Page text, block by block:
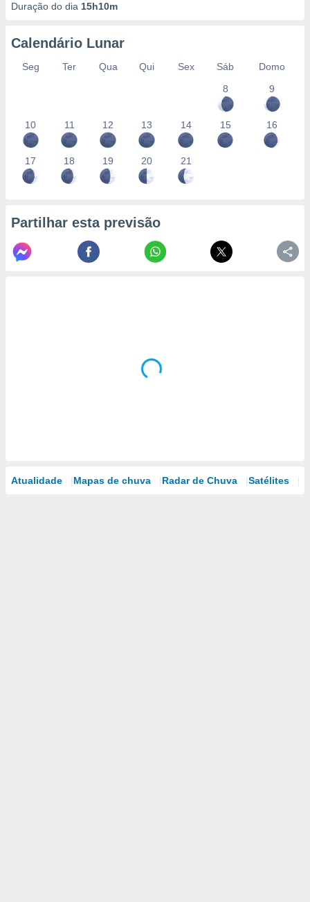
Duração do dia 15h10m
Calendário Lunar
Seg Ter Qua Qui Sex Sáb
Domo
8
9
10 11 12 13 14 15 16
17 18 19 20 21
Partilhar esta previsão
Atualidade Mapas de chuva Radar de Chuva Satélites